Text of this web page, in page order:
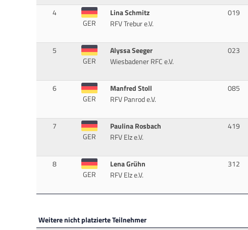
4
GER
Lina Schmitz
RFV Trebur e.V.
019
5
GER
Alyssa Seeger
Wiesbadener RFC e.V.
023
6
GER
Manfred Stoll
RFV Panrod e.V.
085
7
GER
Paulina Rosbach
RFV Elz e.V.
419
8
GER
Lena Grühn
RFV Elz e.V.
312
Weitere nicht platzierte Teilnehmer